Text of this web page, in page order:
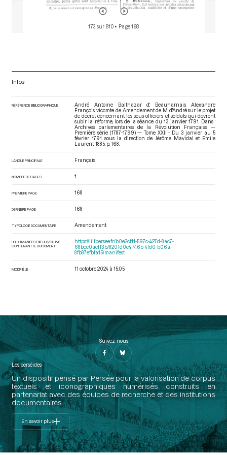
173 sur 810 • Page 168
Infos
RÉFÉRENCE BIBLIOGRAPHIQUE
André Antoine Balthazar d', Beauharnais Alexandre
François, vicomte de. Amendement de M. d'André sur le projet
de décret concernant les sous-officiers et soldats qui devront
subir la réforme, lors de la séance du 13 janvier 1791. Dans :
Archives parlementaires de la Révolution Française —
Première série (1787-1799) — Tome XXII - Du 3 janvier au 5
février 1791
, sous la direction de Jérôme Mavidal et Emile
Laurent. 1885. p. 168.
LANGUE PRINCIPALE Français
NOMBRE DE PAGES 1
PREMIÈRE PAGE 168
DERNIÈRE PAGE 168
TYPOLOGIE DOCUMENTAIRE Amendement
URI DU MANIFEST IIIF DU VOLUME
CONTENANT LE DOCUMENT
https://iiif.persee.fr/b0e2cf11-597c-427d-8ac7-
68bcc0acf13b/8201d0c4-746b-4fd0-b06a-
8fb87efbfa15/manifest
MODIFIÉ LE 11 octobre 2024 à 15:05
Suivez-nous
Les perséides
Un dispositif pensé par Persée pour la valorisation de corpus
textuels et iconographiques numérisés construits en
partenariat avec des équipes de recherche et des institutions
documentaires.
En savoir plus